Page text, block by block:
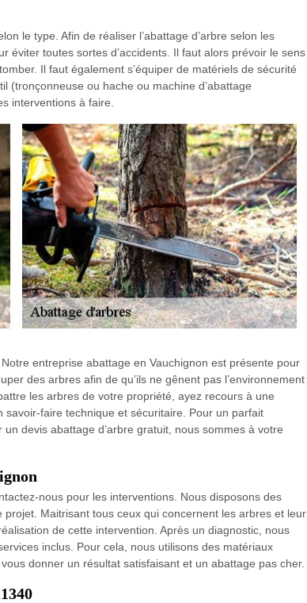
le type. Afin de réaliser l’abattage d’arbre selon les
éviter toutes sortes d’accidents. Il faut alors prévoir le sens
Il faut également s’équiper de matériels de sécurité
(tronçonneuse ou hache ou machine d’abattage
interventions à faire.
entreprise abattage en Vauchignon est présente pour
des arbres afin de qu’ils ne gênent pas l’environnement
les arbres de votre propriété, ayez recours à une
faire technique et sécuritaire. Pour un parfait
devis abattage d’arbre gratuit, nous sommes à votre
nous pour les interventions. Nous disposons des
Maitrisant tous ceux qui concernent les arbres et leur
de cette intervention. Après un diagnostic, nous
inclus. Pour cela, nous utilisons des matériaux
donner un résultat satisfaisant et un abattage pas cher.